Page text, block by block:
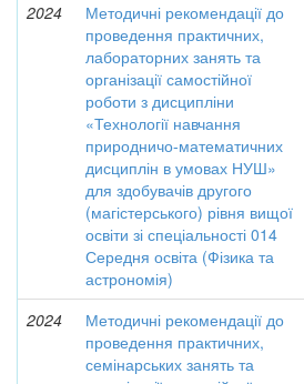
2024
Методичні рекомендації до
проведення практичних,
лабораторних занять та
організації самостійної
роботи з дисципліни
«Технології навчання
природничо-математичних
дисциплін в умовах НУШ»
для здобувачів другого
(магістерського) рівня вищої
освіти зі спеціальності 014
Середня освіта (Фізика та
астрономія)
2024
Методичні рекомендації до
проведення практичних,
семінарських занять та